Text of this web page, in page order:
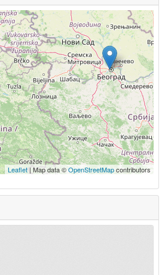
Leaflet | Map data ©OpenStreetMapcontributors